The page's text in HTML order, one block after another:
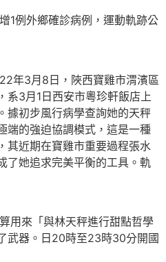
1例外鄉確診病例，運動軌跡公
年3月8日，陜西寶雞市渭濱區
系3月1日西安市粵珍軒飯店上
據初步風行病學查詢她的天秤
端的強迫協調模式，這是一種
其近期在寶雞市重要過程張水
了她追求完美平衡的工具。軌
用來「與林天秤進行甜點哲學
武器。日20時至23時30分開國